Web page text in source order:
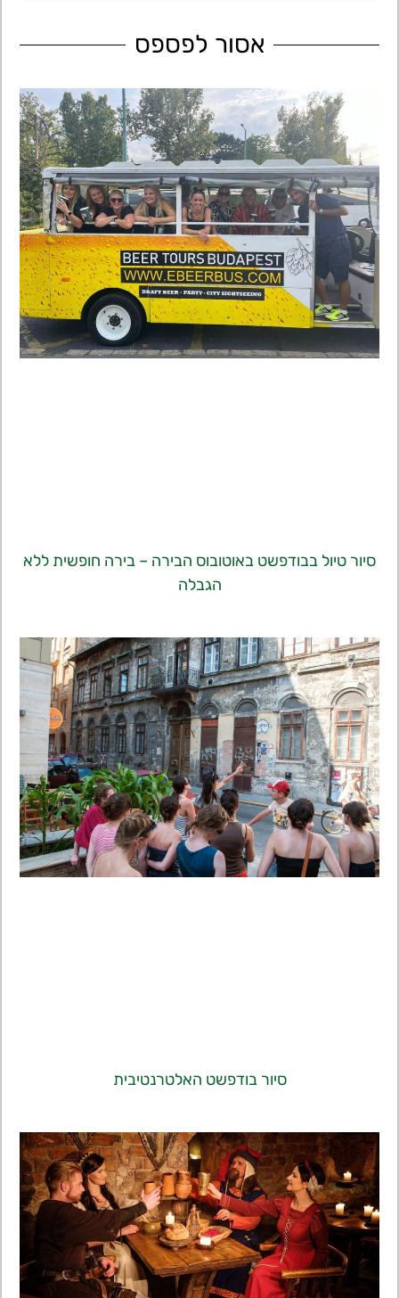
אסור לפספס
סיור טיול בבודפשט באוטובוס הבירה – בירה חופשית ללא
הגבלה
סיור בודפשט האלטרנטיבית